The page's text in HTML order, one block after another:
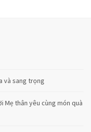
và sang trọng
Mẹ thân yêu cùng món quà